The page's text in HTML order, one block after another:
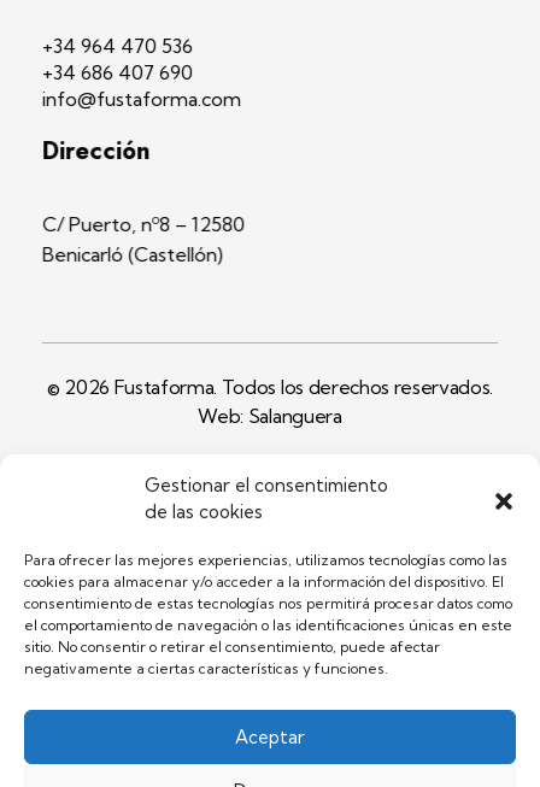
Gestionar el consentimiento
de las cookies
Para ofrecer las mejores experiencias, utilizamos tecnologías como las
cookies para almacenar y/o acceder a la información del dispositivo. El
consentimiento de estas tecnologías nos permitirá procesar datos como
el comportamiento de navegación o las identificaciones únicas en este
sitio. No consentir o retirar el consentimiento, puede afectar
negativamente a ciertas características y funciones.
Aceptar
+34 964 470 536
+34 686 407 690
info@fustaforma.com
Dirección
C/ Puerto, nº8 – 12580
Benicarló (Castellón)
© 2026 Fustaforma. Todos los derechos reservados.
Web: Salanguera
Facebook Instagram